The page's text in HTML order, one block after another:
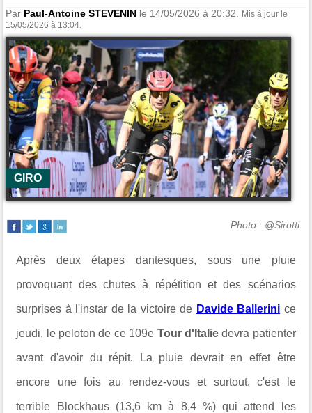
Par Paul-Antoine STEVENIN le 14/05/2026 à 20:32.
Mis à jour le
15/05/2026 à 13:04.
GIRO
Photo : @Sirotti
Après deux étapes dantesques, sous une pluie
provoquant des chutes à répétition et des scénarios
surprises à l'instar de la victoire de Davide Ballerini ce
jeudi, le peloton de ce 109e Tour d'Italiedevra patienter
avant d'avoir du répit. La pluie devrait en effet être
encore une fois au rendez-vous et surtout, c'est le
terrible Blockhaus (13,6 km à 8,4 %) qui attend les